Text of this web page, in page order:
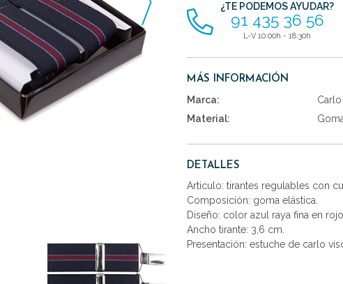
¿TE PODEMOS AYUDAR?
91 435 36 56
L-V 10:00h - 18:30h
MÁS INFORMACIÓN
Marca:
Material:
DETALLES
Articulo: tirantes regulables con
Composición: goma elástica.
Diseño: color azul raya fina en rojo.
Ancho tirante: 3,6 cm.
Presentación: estuche de carlo